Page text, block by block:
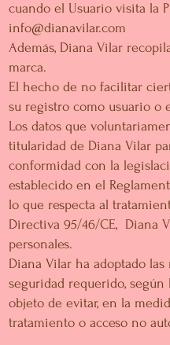
cuando el Usuario visita la
info@dianavilar.com
Además, Diana Vilar
marca.
El hecho de no facilitar
su registro como usuario o
Los datos que
titularidad de Diana Vilar
conformidad con la
establecido en el
lo que respecta al
Directiva 95/46/CE, Diana
personales.
Diana Vilar ha adoptado
seguridad requerido,
objeto de evitar, en la
tratamiento o acceso no